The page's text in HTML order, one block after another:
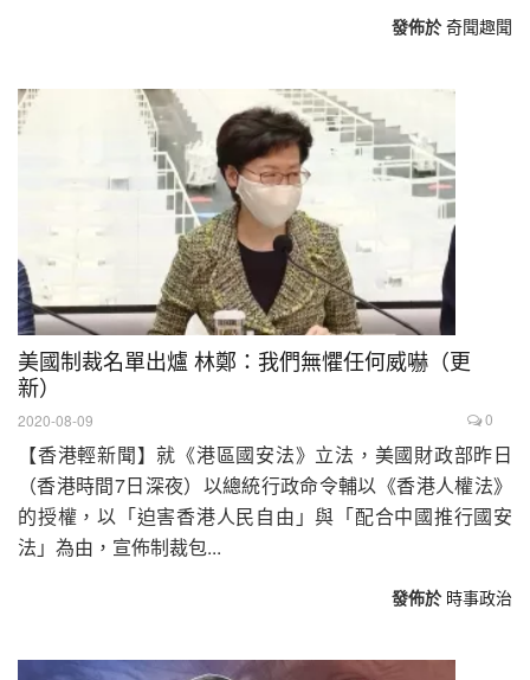
發佈於 奇聞趣聞
美國制裁名單出爐 林鄭：我們無懼任何威嚇（更
新）
2020-08-09 0
【香港輕新聞】就《港區國安法》立法，美國財政部昨日
（香港時間7日深夜）以總統行政命令輔以《香港人權法》
的授權，以「迫害香港人民自由」與「配合中國推行國安
法」為由，宣佈制裁包...
發佈於 時事政治